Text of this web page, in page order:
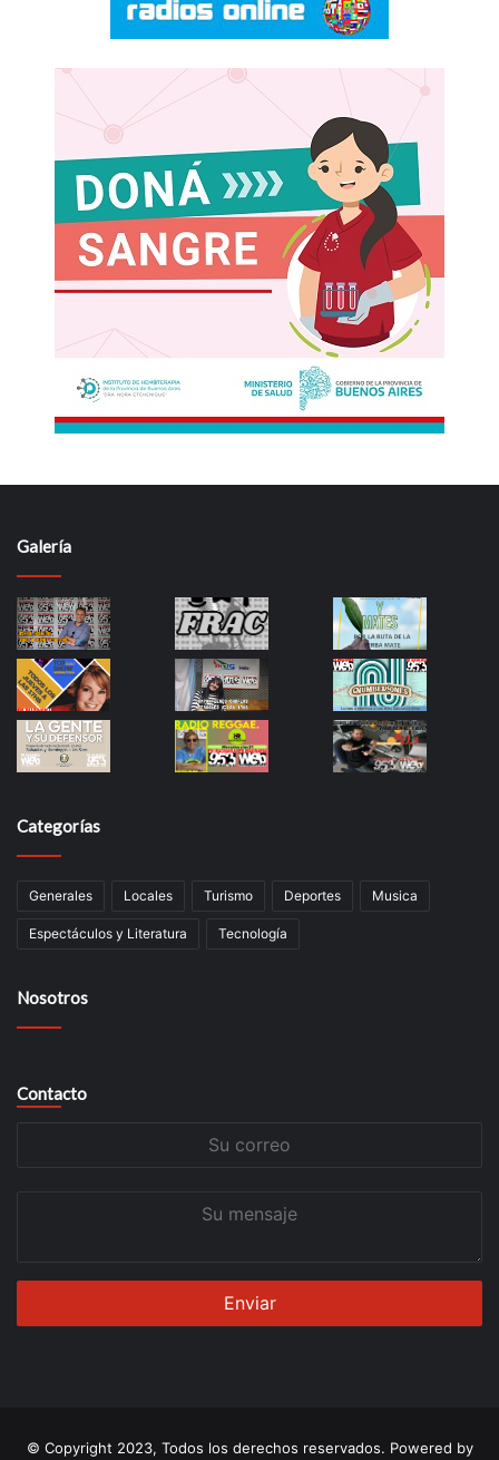
Galería
Categorías
Generales Locales Turismo Deportes Musica
Espectáculos y Literatura Tecnología
Nosotros
Contacto
© Copyright 2023, Todos los derechos reservados. Powered by